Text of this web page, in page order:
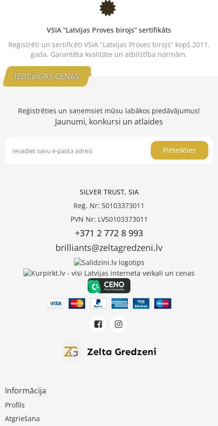
VSIA “Latvijas Proves birojs” sertifikāts
Reģistrēti un sertificēti VSIA “Latvijas Proves birojs” kopš 2011.
gada. Garantēta kvalitāte un atbilstība normām.
IZDEVĪGAS CENAS
Reģistrēties un saņemsiet mūsu labākos piedāvājumus!
Jaunumi, konkursi un atlaides
Pieteikties
SILVER TRUST, SIA
Reģ. Nr: 50103373011
PVN Nr: LV50103373011
+371 2 772 8 993
brilliants@zeltagredzeni.lv
Informācija
Profils
Atgriešana